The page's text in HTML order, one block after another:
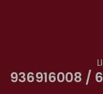
936916008 /